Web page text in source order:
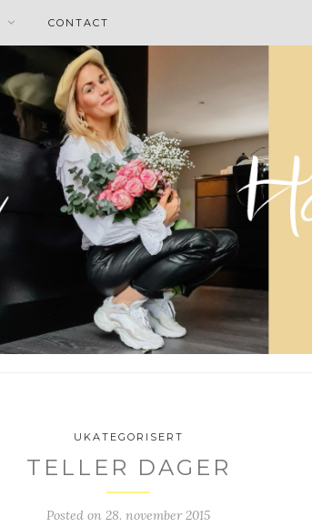
CONTACT
UKATEGORISERT
TELLER DAGER
Posted on 28. november 2015